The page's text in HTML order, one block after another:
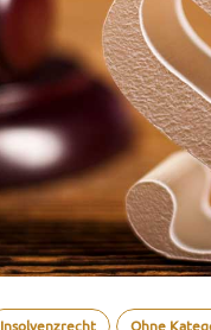
Insolvenzrecht Ohne